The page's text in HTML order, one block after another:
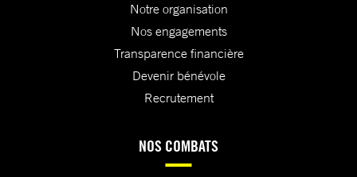
Notre organisation
Nos engagements
Transparence financière
Devenir bénévole
Recrutement
NOS COMBATS